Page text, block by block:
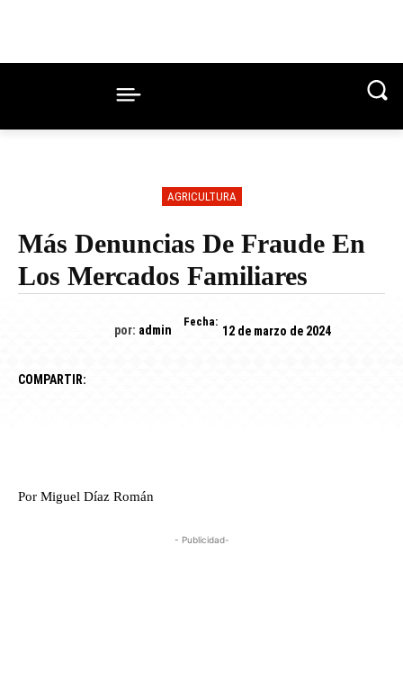
AGRICULTURA
Más Denuncias De Fraude En
Los Mercados Familiares
por: admin
Fecha:
12 de marzo de 2024
COMPARTIR:
Por Miguel Díaz Román
- Publicidad-